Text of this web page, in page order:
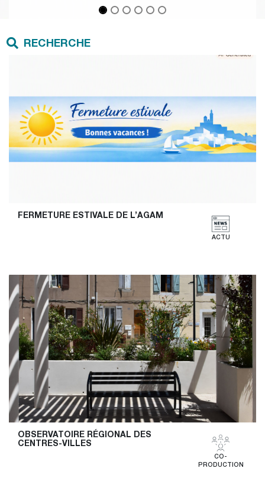
RECHERCHE
FERMETURE ESTIVALE DE L’AGAM
ACTU
OBSERVATOIRE RÉGIONAL DES
CENTRES-VILLES
CO-
PRODUCTION